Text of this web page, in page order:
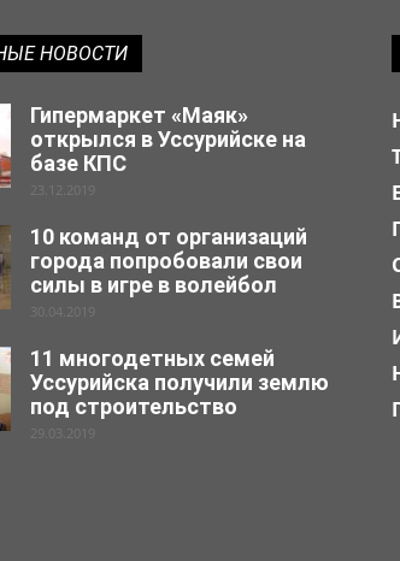
НОВОСТИ
Гипермаркет «Маяк»
открылся в Уссурийске на
базе КПС
23.12.2019
10 команд от организаций
города попробовали свои
силы в игре в волейбол
30.04.2019
11 многодетных семей
Уссурийска получили землю
под строительство
29.03.2019